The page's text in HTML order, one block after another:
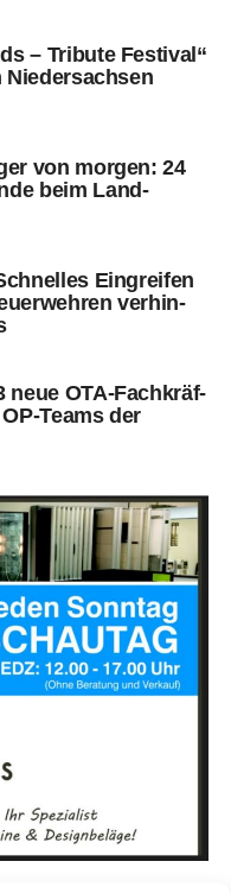
– Tri­bu­te Fes­ti­val“
Niedersachsen
von mor­gen: 24
beim Land­
Ein­grei­fen
ver­hin­
neue OTA-Fach­kräf­
Teams der